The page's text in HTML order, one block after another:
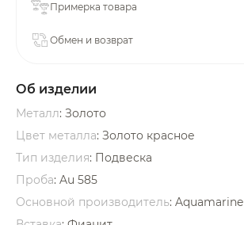
Примерка товара
Обмен и возврат
Об изделии
Металл: Золото
Цвет металла: Золото красное
Тип изделия: Подвеска
Проба: Au 585
Основной производитель: Aquamarine